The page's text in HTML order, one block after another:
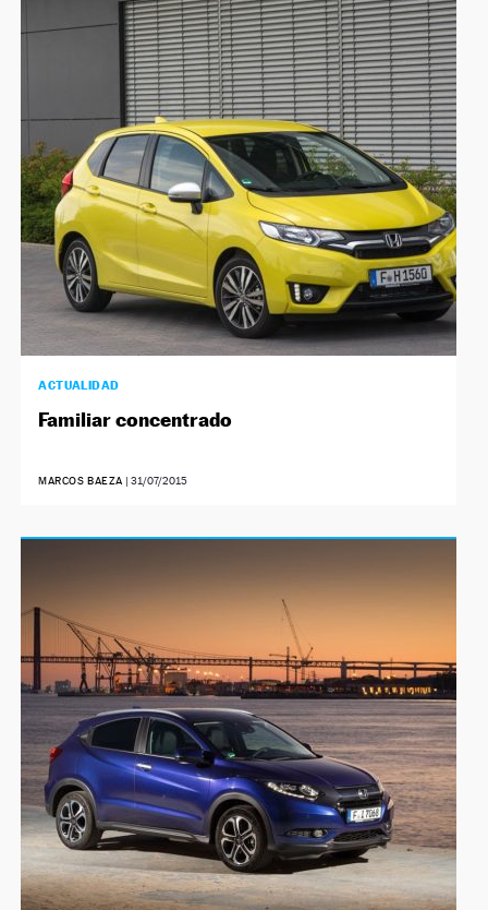
ACTUALIDAD
Familiar concentrado
MARCOS BAEZA |31/07/2015